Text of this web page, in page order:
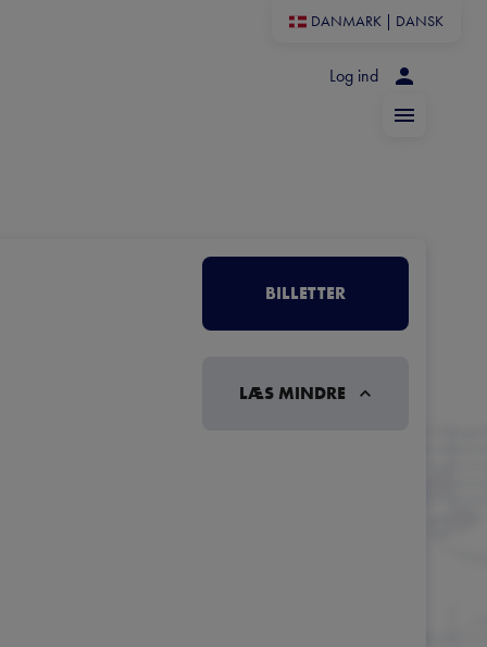
DANMARK DANSK
Log ind
BILLETTER
LÆS MINDRE